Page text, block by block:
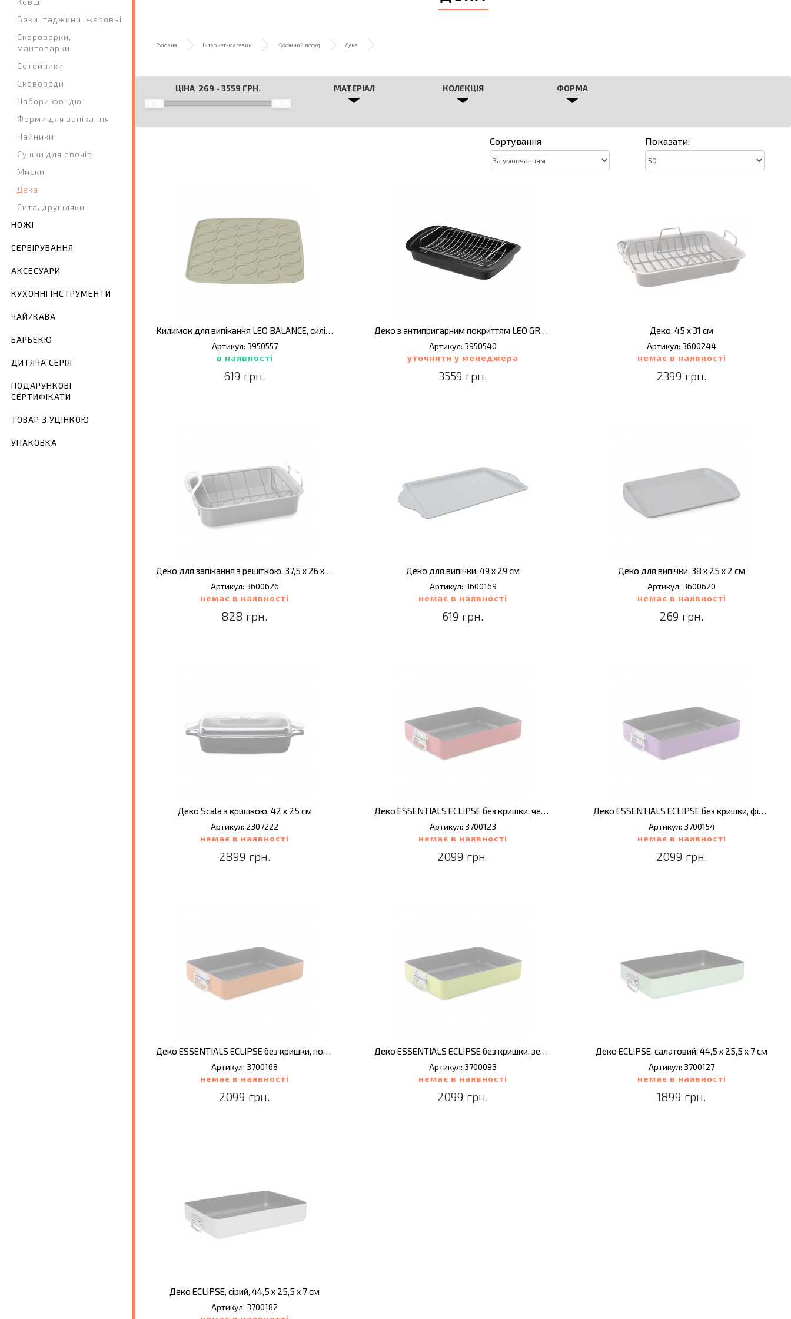
Воки, таджини, жаровні
Скороварки,
мантоварки
Сотейники
Сковороди
Набори фондю
Форми для запікання
Чайники
Сушки для овочів
Миски
Дека
Сита, друшляки
НОЖІ
СЕРВІРУВАННЯ
АКСЕСУАРИ
КУХОННІ ІНСТРУМЕНТИ
ЧАЙ/КАВА
БАРБЕКЮ
ДИТЯЧА СЕРІЯ
ПОДАРУНКОВІ
СЕРТИФІКАТИ
ТОВАР З УЦІНКОЮ
УПАКОВКА
Головна Інтернет-магазин Кухонний посуд Дека
ЦІНА 269 - 3559 ГРН. МАТЕРІАЛ КОЛЕКЦІЯ ФОРМА
Сортування Показати:
Килимок для випікання LEO BALANCE, силікон, 31,5 х 23 см
Артикул: 3950557
в наявності
619 грн.
Деко з антипригарним покриттям LEO GRAPHITE, з решіткою, 42 х 28 см
Артикул: 3950540
уточнити у менеджера
3559 грн.
Деко, 45 х 31 см
Артикул: 3600244
немає в наявності
2399 грн.
Деко для запікання з решіткою, 37,5 х 26 х 13,5 см
Артикул: 3600626
немає в наявності
828 грн.
Деко для випічки, 49 х 29 см
Артикул: 3600169
немає в наявності
619 грн.
Деко для випічки, 38 х 25 х 2 см
Артикул: 3600620
немає в наявності
269 грн.
Деко Scala з кришкою, 42 х 25 см
Артикул: 2307222
немає в наявності
2899 грн.
Деко ESSENTIALS ECLIPSE без кришки, червоний, 44,5 х 25,5 х 7 см
Артикул: 3700123
немає в наявності
2099 грн.
Деко ESSENTIALS ECLIPSE без кришки, фіолетовий, 44,5 х 25,5 х 7 см
Артикул: 3700154
немає в наявності
2099 грн.
Деко ESSENTIALS ECLIPSE без кришки, помаранчевий, 44,5 х 25,5 х 7 см
Артикул: 3700168
немає в наявності
2099 грн.
Деко ESSENTIALS ECLIPSE без кришки, зелений, 44,5 х 25,5 х 7 см
Артикул: 3700093
немає в наявності
2099 грн.
Деко ECLIPSE, салатовий, 44,5 х 25,5 х 7 см
Артикул: 3700127
немає в наявності
1899 грн.
Деко ECLIPSE, сірий, 44,5 х 25,5 х 7 см
Артикул: 3700182